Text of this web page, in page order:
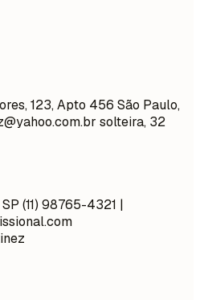
123, Apto 456 São Paulo,
solteira, 32
(11) 98765-4321 |